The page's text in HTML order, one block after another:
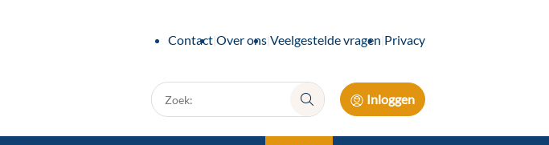
Contact Over ons Veelgestelde vragen Privacy
Zoek:
Zoek: Inloggen